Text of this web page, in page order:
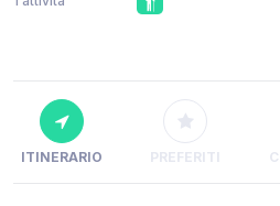
ITINERARIO PREFERITI